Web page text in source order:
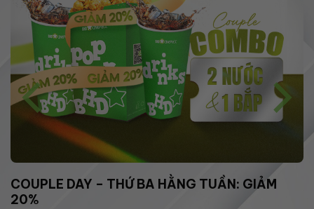
COUPLE DAY – THỨ BA HẰNG TUẦN: GIẢM
20%